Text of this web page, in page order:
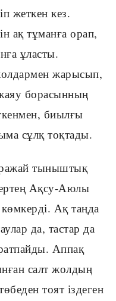
жеткен кез.
ақ тұманға орап,
ұласты.
жарысып,
борасынның
биылғы
сұлқ тоқтады.
тыныштық
Ақсу-Аюлы
Ақ таңда
да, тастар да
Аппақ
салт жолдың
тоят іздеген